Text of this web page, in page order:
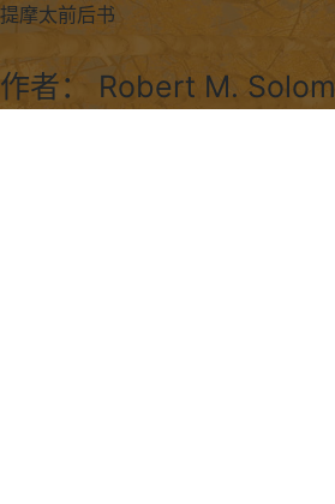
提摩太前后书
作者： Robert M.